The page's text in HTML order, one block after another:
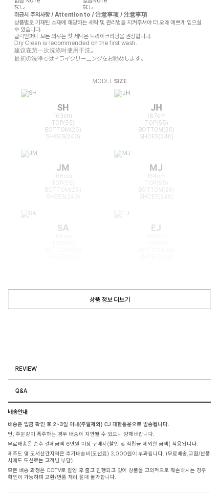
なし
なし
취급시 주의사항 / Attention to / 注意事项 / 注意事項
상품별로 기재된 소재에 해당하는 세탁 및 관리법을 지켜주셔야 더 오래 예쁘게 입으실
수 있습니다.
클릭앤퍼니 모든 의류는 첫 세탁은 드라이크리닝을 권장합니다.
Dry Clean is recommended on the first wash.
建议在第一次洗涤时使用干洗。
最初の洗浄ではドライクリーニングをお勧めします。
MODEL SIZE
SH
163cm
TOP(55)
BOTTOM(26)
SHOES(240)
JH
167cm
TOP(55)
BOTTOM(26)
SHOES(240)
JM
166cm
TOP(55)
BOTTOM(25)
MJ
164cm
TOP(55)
BOTTOM(26)
SA EJ
상품 정보 더보기
REVIEW
Q&A
배송안내
배송은 입금 확인 후 2~3일 이내(주말제외) CJ 대한통운으로 발송됩니다.
단, 주문량이 폭주하는 경우 배송이 지연될 수 있으니 양해바랍니다.
무료배송은 순수 결제금액 6만원 이상 구매시(할인 및 적립금 제외한 금액) 적용됩니다.
제주도 및 도서산간지역은 추가배송비(도선료) 3,000원이 부과됩니다. (무료배송,교환/반품
시에도 도선료는 고객님 부담)
모든 배송 과정은 CCTV로 촬영 후 출고 진행되고 있어 상품을 고의적으로 훼손하시는 경우
확인이 가능하며 교환/반품 처리 절대 불가합니다.